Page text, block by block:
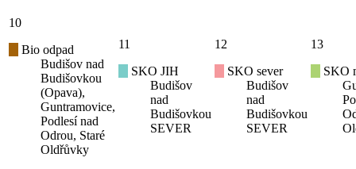
10
Bio odpad
Budišov nad
Budišovkou
(Opava),
Guntramovice,
Podlesí nad
Odrou, Staré
Oldřůvky
11
SKO JIH
Budišov
nad
Budišovkou
SEVER
12
SKO sever
Budišov
nad
Budišovkou
SEVER
13
SKO